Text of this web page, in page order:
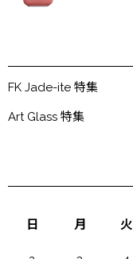
FK Jade-ite 特集
Art Glass 特集
日
月 火